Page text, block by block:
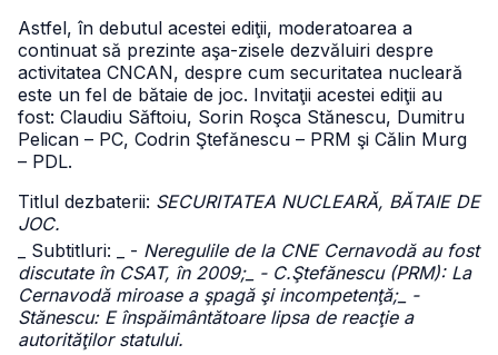
Astfel, în debutul acestei ediţii, moderatoarea a
continuat să prezinte aşa-zisele dezvăluiri despre
activitatea CNCAN, despre cum securitatea nucleară
este un fel de bătaie de joc. Invitaţii acestei ediţii au
fost: Claudiu Săftoiu, Sorin Roşca Stănescu, Dumitru
Pelican – PC, Codrin Ştefănescu – PRM şi Călin Murg
– PDL.
Titlul dezbaterii: SECURITATEA NUCLEARĂ, BĂTAIE DE
JOC.
_ Subtitluri:
_ - Neregulile de la CNE Cernavodă au fost
discutate în CSAT, în 2009;_ - C.Ştefănescu (PRM): La
Cernavodă miroase a şpagă şi incompetenţă;_ -
Stănescu: E înspăimântătoare lipsa de reacţie a
autorităţilor statului.